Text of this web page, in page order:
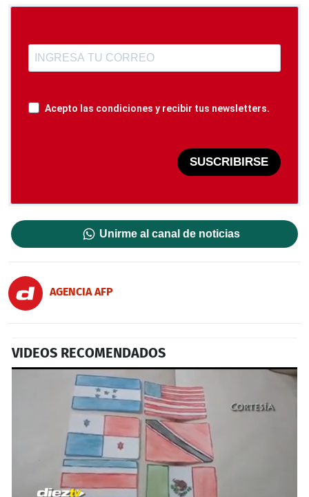
Acepto las condiciones y recibir tus newsletters.
SUSCRIBIRSE
Unirme al canal de noticias
AGENCIA AFP
VIDEOS RECOMENDADOS